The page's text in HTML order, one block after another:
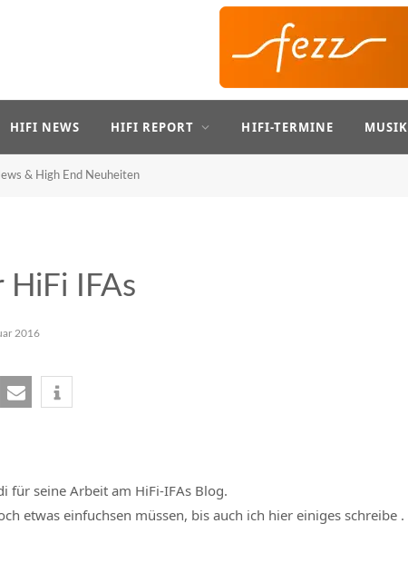
HIFI NEWS HIFI REPORT HIFI-TERMINE MUSIK
& High End Neuheiten
HiFi IFAs
2016
für seine Arbeit am HiFi-IFAs Blog.
etwas einfuchsen müssen, bis auch ich hier einiges schreibe .